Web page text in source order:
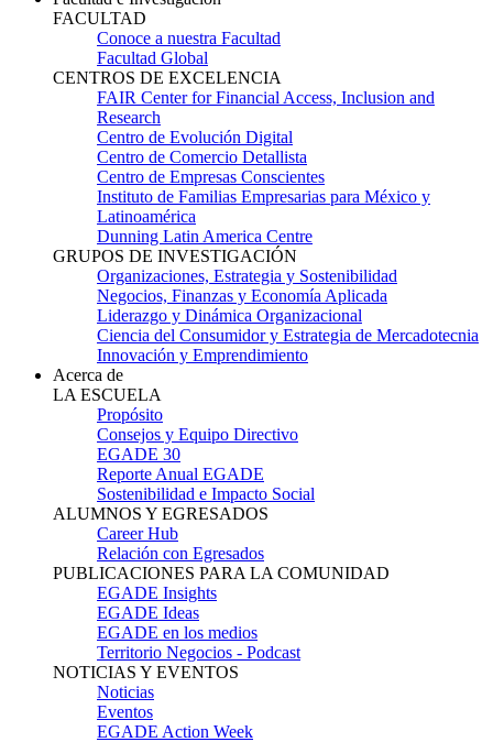
FACULTAD
Conoce a nuestra Facultad
Facultad Global
CENTROS DE EXCELENCIA
FAIR Center for Financial Access, Inclusion and
Research
Centro de Evolución Digital
Centro de Comercio Detallista
Centro de Empresas Conscientes
Instituto de Familias Empresarias para México y
Latinoamérica
Dunning Latin America Centre
GRUPOS DE INVESTIGACIÓN
Organizaciones, Estrategia y Sostenibilidad
Negocios, Finanzas y Economía Aplicada
Liderazgo y Dinámica Organizacional
Ciencia del Consumidor y Estrategia de Mercadotecnia
Innovación y Emprendimiento
Acerca de
LA ESCUELA
Propósito
Consejos y Equipo Directivo
EGADE 30
Reporte Anual EGADE
Sostenibilidad e Impacto Social
ALUMNOS Y EGRESADOS
Career Hub
Relación con Egresados
PUBLICACIONES PARA LA COMUNIDAD
EGADE Insights
EGADE Ideas
EGADE en los medios
Territorio Negocios - Podcast
NOTICIAS Y EVENTOS
Noticias
Eventos
EGADE Action Week